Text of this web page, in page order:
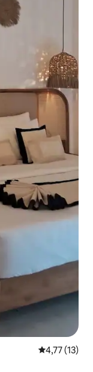
Évaluation
4,77 (13)